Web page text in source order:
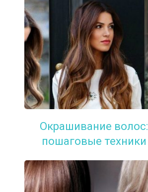
Окрашивание волос:
пошаговые техники